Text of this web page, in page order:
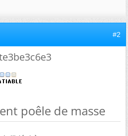
#2
poêle de masse